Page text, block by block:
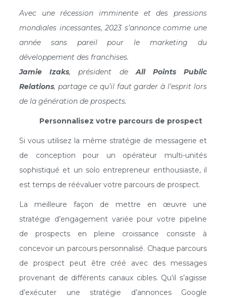
Avec une récession imminente et des pressions
mondiales incessantes, 2023 s’annonce comme une
année sans pareil pour le marketing du
développement des franchises.
Jamie Izaks, président deAll Points Public
Relations, partage ce qu’il faut garder à l’esprit lors
de la génération de prospects.
Personnalisez votre parcours de prospect
Si vous utilisez la même stratégie de messagerie et
de conception pour un opérateur multi-unités
sophistiqué et un solo entrepreneur enthousiaste, il
est temps de réévaluer votre parcours de prospect.
La meilleure façon de mettre en œuvre une
stratégie d’engagement variée pour votre pipeline
de prospects en pleine croissance consiste à
concevoir un parcours personnalisé. Chaque parcours
de prospect peut être créé avec des messages
provenant de différents canaux cibles. Qu’il s’agisse
d’exécuter une stratégie d’annonces Google